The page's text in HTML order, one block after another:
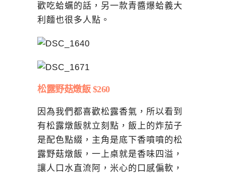
歡吃蛤蠣的話，另一款青醬爆蛤義大
利麵也很多人點。
松露野菇燉飯 $260
因為我們都喜歡松露香氣，所以看到
有松露燉飯就立刻點，飯上的炸茄子
是配色點綴，主角是底下香噴噴的松
露野菇燉飯，一上桌就是香味四溢，
讓人口水直流阿，米心的口感偏軟，